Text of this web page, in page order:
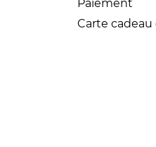
Paiement
Carte